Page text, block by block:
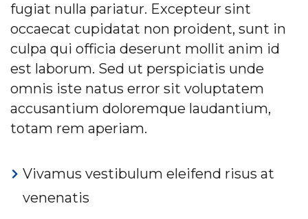
fugiat nulla pariatur. Excepteur sint
occaecat cupidatat non proident, sunt in
culpa qui officia deserunt mollit anim id
est laborum. Sed ut perspiciatis unde
omnis iste natus error sit voluptatem
accusantium doloremque laudantium,
totam rem aperiam.
Vivamus vestibulum eleifend risus at
venenatis